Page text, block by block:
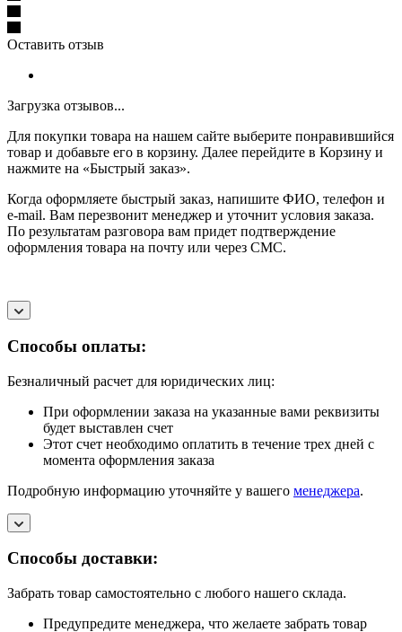
Оставить отзыв
Загрузка отзывов...
Для покупки товара на нашем сайте выберите понравившийся
товар и добавьте его в корзину. Далее перейдите в Корзину и
нажмите на «Быстрый заказ».
Когда оформляете быстрый заказ, напишите ФИО, телефон и
e-mail. Вам перезвонит менеджер и уточнит условия заказа.
По результатам разговора вам придет подтверждение
оформления товара на почту или через СМС.
Способы оплаты:
Безналичный расчет для юридических лиц:
При оформлении заказа на указанные вами реквизиты
будет выставлен счет
Этот счет необходимо оплатить в течение трех дней с
момента оформления заказа
Подробную информацию уточняйте у вашего менеджера.
Способы доставки:
Забрать товар самостоятельно с любого нашего склада.
Предупредите менеджера, что желаете забрать товар